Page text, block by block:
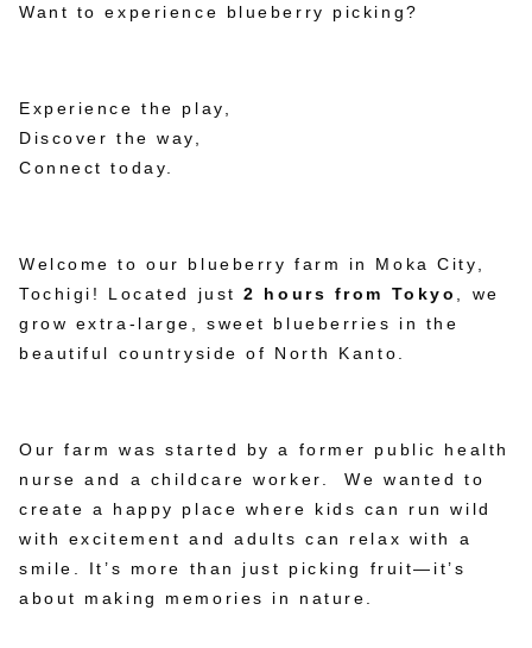
Want to experience blueberry picking?
Experience the play,
Discover the way,
Connect today.
Welcome to our blueberry farm in Moka City,
Tochigi! Located just2 hours from Tokyo
, we
grow extra-large, sweet blueberries in the
beautiful countryside of North Kanto.
Our farm was started by a former public health
nurse and a childcare worker. We wanted to
create a happy place where kids can run wild
with excitement and adults can relax with a
smile. It’s more than just picking fruit—it’s
about making memories in nature.